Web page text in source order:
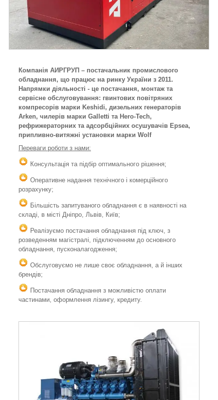
Компанія АИРГРУП – постачальник промислового
обладнання, що працює на ринку України з 2011.
Напрямки діяльності - це постачання, монтаж та
сервісне обслуговування: гвинтових повітряних
компресорів марки Keshidi, дизельних генераторів
Arken, чилерів марки Galletti та Hero-Tech,
рефрижераторних та адсорбційних осушувачів Epsea,
припливно-витяжні установки марки Wolf
Переваги роботи з нами:
Консультація та підбір оптимального рішення;
Оперативне надання технічного і комерційного
розрахунку;
Більшість запитуваного обладнання є в наявності на
складі, в місті Дніпро, Львів, Київ;
Реалізуємо постачання обладнання під ключ, з
розведенням магістралі, підключенням до основного
обладнання, пусконалагодження;
Обслуговуємо не лише своє обладнання, а й інших
брендів;
Постачання обладнання з можливістю оплати
частинами, оформлення лізингу, кредиту.